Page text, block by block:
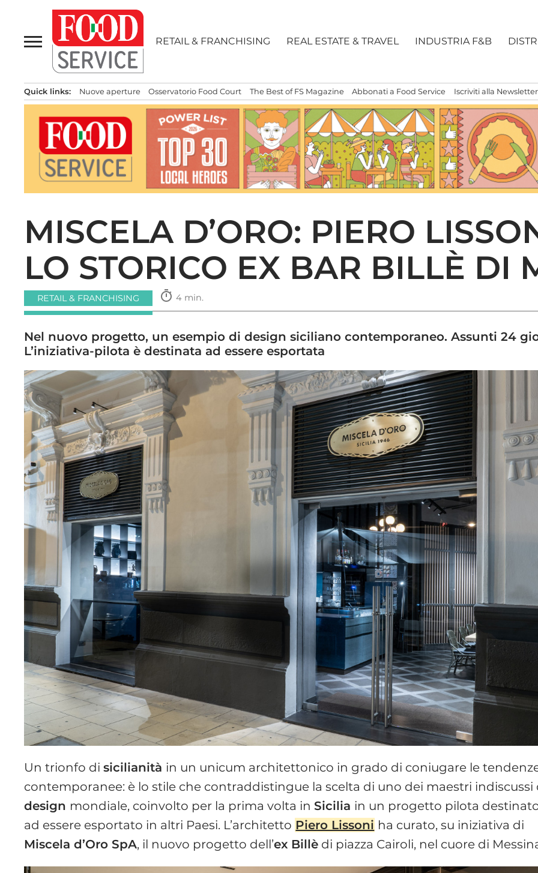
contenuto
RETAIL & FRANCHISING REAL ESTATE & TRAVEL INDUSTRIA F&B
Quick links: Nuove aperture Osservatorio Food Court The Best of FS Magazine Abbonati a Food Service Iscriviti alla Newsletter
MISCELA D’ORO: PIERO
LO STORICO EX BAR BILLÈ DI
RETAIL & FRANCHISING timer 4 min.
Nel nuovo progetto, un esempio di design siciliano contemporaneo. Assunti 24
L’iniziativa-pilota è destinata ad essere esportata
Un trionfo disicilianità in un unicum architettonico in grado di coniugare le
contemporanee: è lo stile che contraddistingue la scelta di uno dei maestri indiscussi
design mondiale, coinvolto per la prima volta inSicilia in un progetto pilota
ad essere esportato in altri Paesi. L’architetto Piero Lissoni ha curato, su iniziativa di
Miscela d’Oro SpA, il nuovo progetto dell’ex Billè di piazza Cairoli, nel cuore di